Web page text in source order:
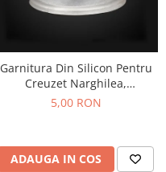
Garnitura Din Silicon Pentru
Creuzet Narghilea,
transparenta
5,00 RON
ADAUGA IN COS